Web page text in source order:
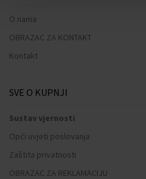
O nama
OBRAZAC ZA KONTAKT
Kontakt
SVE O KUPNJI
Sustav vjernosti
Opći uvjeti poslovanja
Zaštita privatnosti
OBRAZAC ZA REKLAMACIJU